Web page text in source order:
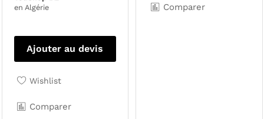
en Algérie
Ajouter au devis
Wishlist
Comparer
Comparer